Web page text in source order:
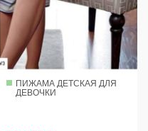
ПИЖАМА ДЕТСКАЯ ДЛЯ
ДЕВОЧКИ